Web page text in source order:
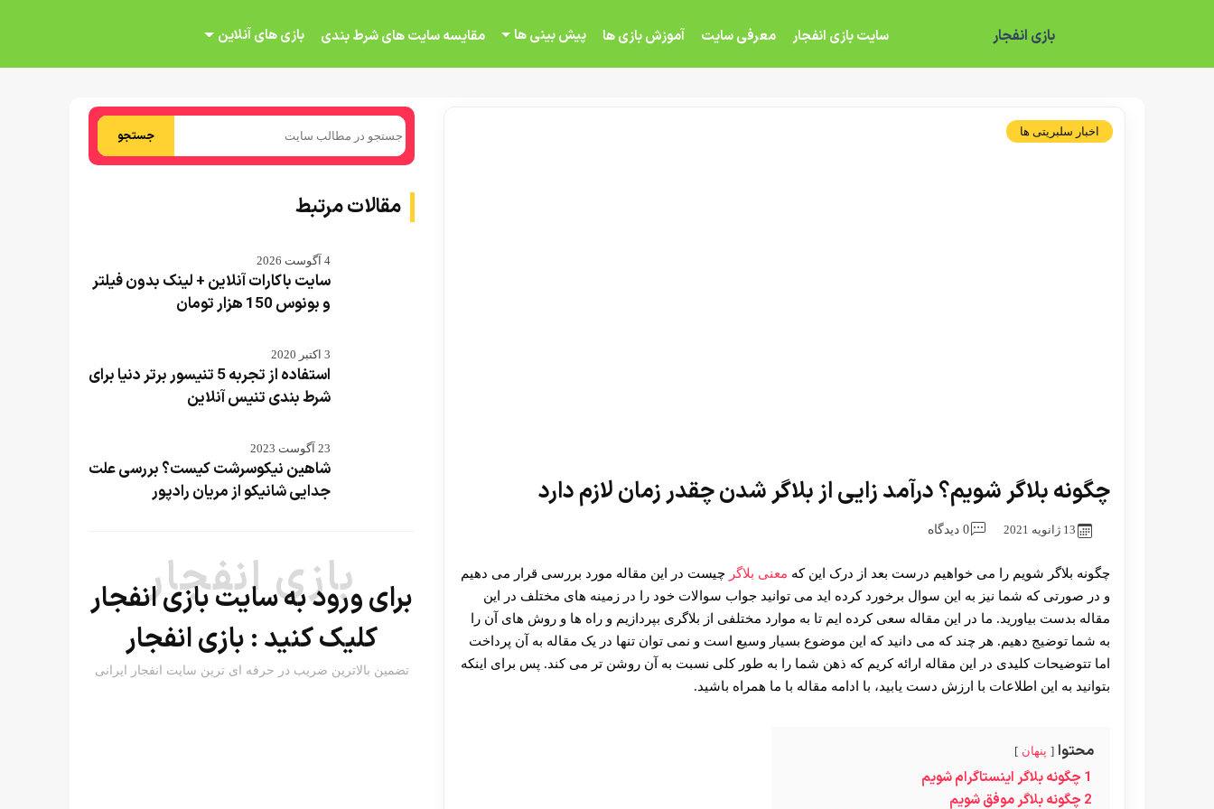
بازی انفجار سایت بازی انفجار معرفی سایت آموزش بازی ها پیش بینی ها مقایسه سایت های شرط بندی بازی های آنلاین
اخبار سلبریتی ها
چگونه بلاگر شویم؟ درآمد زایی از بلاگر شدن چقدر زمان لازم دارد
13 ژانویه 2021 0 دیدگاه
چگونه بلاگر شویم را می خواهیم درست بعد از درک این که معنی بلاگر چیست در این مقاله مورد بررسی قرار می دهیم
و در صورتی که شما نیز به این سوال برخورد کرده اید می توانید جواب سوالات خود را در زمینه های مختلف در این
مقاله بدست بیاورید. ما در این مقاله سعی کرده ایم تا به موارد مختلفی از بلاگری بپردازیم و راه ها و روش های آن را
به شما توضیج دهیم. هر چند که می دانید که این موضوع بسیار وسیع است و نمی توان تنها در یک مقاله به آن پرداخت
اما تتوضیحات کلیدی در این مقاله ارائه کریم که ذهن شما را به طور کلی نسبت به آن روشن تر می کند. پس برای اینکه
بتوانید به این اطلاعات با ارزش دست یابید، با ادامه مقاله با ما همراه باشید.
محتوا پنهان
1 چگونه بلاگر اینستاگرام شویم
2 چگونه بلاگر موفق شویم
جستجو
مقالات مرتبط
4 آگوست 2026
سایت باکارات آنلاین + لینک بدون فیلتر
و بونوس 150 هزار تومان
3 اکتبر 2020
استفاده از تجربه 5 تنیسور برتر دنیا برای
شرط بندی تنیس آنلاین
23 آگوست 2023
شاهین نیکوسرشت کیست؟ بررسی علت
جدایی شانیکو از مریان رادپور
بازی انفجار
برای ورود به سایت بازی انفجار
کلیک کنید : بازی انفجار
تضمین بالاترین ضریب در حرفه ای ترین سایت انفجار ایرانی